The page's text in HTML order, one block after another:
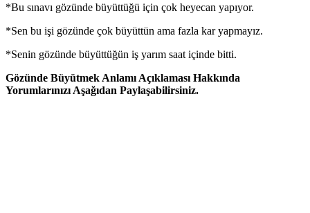
*Bu sınavı gözünde büyüttüğü için çok heyecan yapıyor.
*Sen bu işi gözünde çok büyüttün ama fazla kar yapmayız.
*Senin gözünde büyüttüğün iş yarım saat içinde bitti.
Gözünde Büyütmek Anlamı Açıklaması Hakkında
Yorumlarınızı Aşağıdan Paylaşabilirsiniz.